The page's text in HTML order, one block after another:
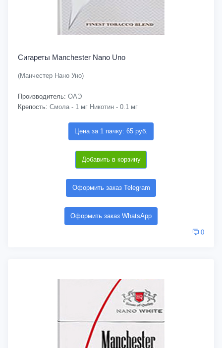
Сигареты Manchester Nano Uno
(Манчестер Нано Уно)
Производитель: ОАЭ
Крепость: Смола - 1 мг Никотин - 0.1 мг
Цена за 1 пачку: 65 руб.
Добавить в корзину
Оформить заказ Telegram
Оформить заказ WhatsApp
0